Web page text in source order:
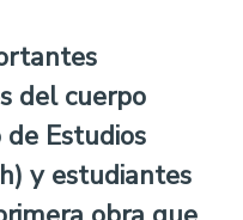
del cuerpo
Estudios
y estudiantes